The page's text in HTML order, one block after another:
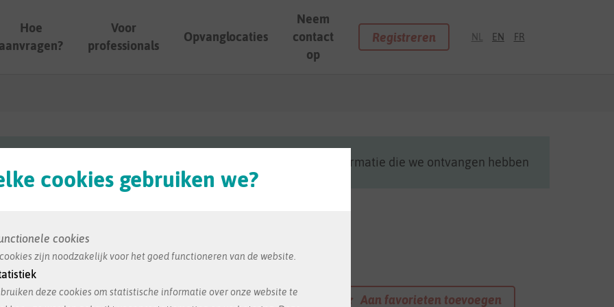
cookies gebruiken we?
cookies
zijn noodzakelijk voor het goed functioneren van de website.
deze cookies om statistische informatie over onze website te
Hoe
aanvragen?
Voor
professionals
Opvanglocaties
Neem
contact
op
Registreren NL EN FR
ons bezorgd door de opvang zelf. Dit is de meest recente informatie die we ontvangen hebben
Aan favorieten toevoegen